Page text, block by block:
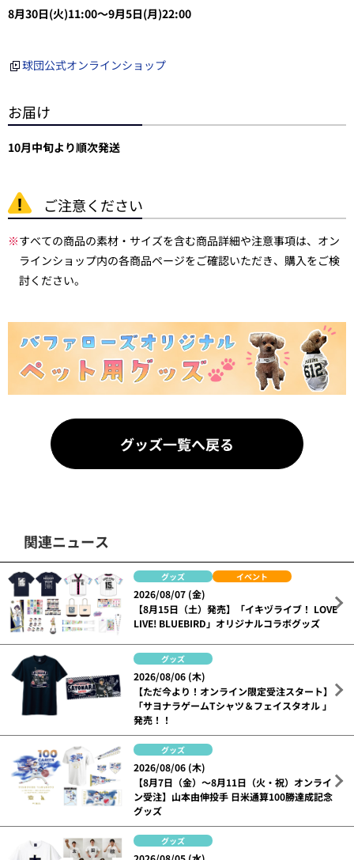
8月30日(火)11:00～9月5日(月)22:00
球団公式オンラインショップ
お届け
10月中旬より順次発送
ご注意ください
※すべての商品の素材・サイズを含む商品詳細や注意事項は、オン
ラインショップ内の各商品ページをご確認いただき、購入をご検
討ください。
グッズ一覧へ戻る
関連ニュース
グッズ イベント
2026/08/07 (金)
【8月15日（土）発売】「イキヅライブ！ LOVE
LIVE! BLUEBIRD」オリジナルコラボグッズ
グッズ
2026/08/06 (木)
【ただ今より！オンライン限定受注スタート】
「サヨナラゲームTシャツ＆フェイスタオル 」
発売！！
グッズ
2026/08/06 (木)
【8月7日（金）～8月11日（火・祝）オンライ
ン受注】山本由伸投手 日米通算100勝達成記念
グッズ
グッズ